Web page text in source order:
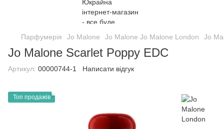
Парфумерія Jo Malone Jo Malone Jo Malone London Jo
Jo Malone Scarlet Poppy EDC
Артикул: 00000744-1 Написати відгук
Топ продажів